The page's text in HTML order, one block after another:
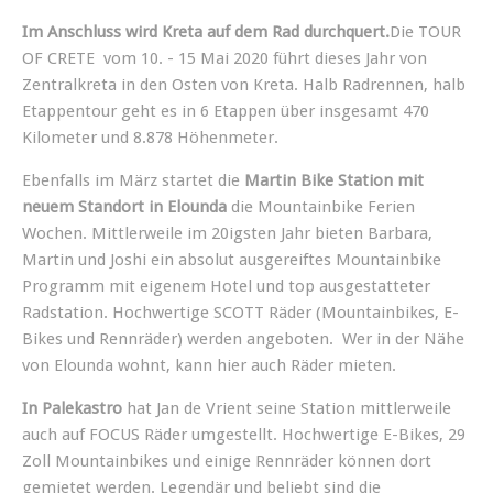
Im Anschluss wird Kreta auf dem Rad durchquert.Die TOUR
OF CRETE vom 10. - 15 Mai 2020 führt dieses Jahr von
Zentralkreta in den Osten von Kreta. Halb Radrennen, halb
Etappentour geht es in 6 Etappen über insgesamt 470
Kilometer und 8.878 Höhenmeter.
Ebenfalls im März startet die Martin Bike Station mit
neuem Standort in Elounda die Mountainbike Ferien
Wochen. Mittlerweile im 20igsten Jahr bieten Barbara,
Martin und Joshi ein absolut ausgereiftes Mountainbike
Programm mit eigenem Hotel und top ausgestatteter
Radstation. Hochwertige SCOTT Räder (Mountainbikes, E-
Bikes und Rennräder) werden angeboten. Wer in der Nähe
von Elounda wohnt, kann hier auch Räder mieten.
In Palekastro hat Jan de Vrient seine Station mittlerweile
auch auf FOCUS Räder umgestellt. Hochwertige E-Bikes, 29
Zoll Mountainbikes und einige Rennräder können dort
gemietet werden. Legendär und beliebt sind die